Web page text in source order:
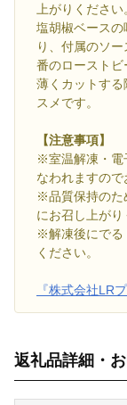
上がりください
塩胡椒ベース
り、付属のソ
番のローストビ
薄くカットす
スメです。
【注意事項】
※室温解凍・電
なわれますので
※品質保持のた
にお召し上がり
※解凍後にでる
ください。
『株式会社LR
返礼品詳細・